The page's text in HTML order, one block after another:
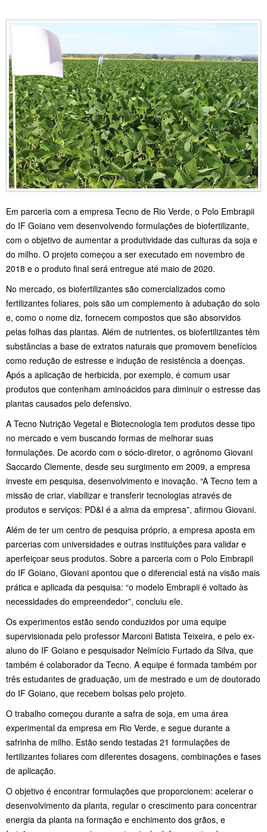
Em parceria com a empresa Tecno de Rio Verde, o Polo Embrapii
do IF Goiano vem desenvolvendo formulações de biofertilizante,
com o objetivo de aumentar a produtividade das culturas da soja e
do milho. O projeto começou a ser executado em novembro de
2018 e o produto final será entregue até maio de 2020.
No mercado, os biofertilizantes são comercializados como
fertilizantes foliares, pois são um complemento à adubação do solo
e, como o nome diz, fornecem compostos que são absorvidos
pelas folhas das plantas. Além de nutrientes, os biofertilizantes têm
substâncias a base de extratos naturais que promovem benefícios
como redução de estresse e indução de resistência a doenças.
Após a aplicação de herbicida, por exemplo, é comum usar
produtos que contenham aminoácidos para diminuir o estresse das
plantas causados pelo defensivo.
A Tecno Nutrição Vegetal e Biotecnologia tem produtos desse tipo
no mercado e vem buscando formas de melhorar suas
formulações. De acordo com o sócio-diretor, o agrônomo Giovani
Saccardo Clemente, desde seu surgimento em 2009, a empresa
investe em pesquisa, desenvolvimento e inovação. “A Tecno tem a
missão de criar, viabilizar e transferir tecnologias através de
produtos e serviços: PD&I é a alma da empresa”, afirmou Giovani.
Além de ter um centro de pesquisa próprio, a empresa aposta em
parcerias com universidades e outras instituições para validar e
aperfeiçoar seus produtos. Sobre a parceria com o Polo Embrapii
do IF Goiano, Giovani apontou que o diferencial está na visão mais
prática e aplicada da pesquisa: “o modelo Embrapii é voltado às
necessidades do empreendedor”, concluiu ele.
Os experimentos estão sendo conduzidos por uma equipe
supervisionada pelo professor Marconi Batista Teixeira, e pelo ex-
aluno do IF Goiano e pesquisador Nelmício Furtado da Silva, que
também é colaborador da Tecno. A equipe é formada também por
três estudantes de graduação, um de mestrado e um de doutorado
do IF Goiano, que recebem bolsas pelo projeto.
O trabalho começou durante a safra de soja, em uma área
experimental da empresa em Rio Verde, e segue durante a
safrinha de milho. Estão sendo testadas 21 formulações de
fertilizantes foliares com diferentes dosagens, combinações e fases
de aplicação.
O objetivo é encontrar formulações que proporcionem: acelerar o
desenvolvimento da planta, regular o crescimento para concentrar
energia da planta na formação e enchimento dos grãos, e